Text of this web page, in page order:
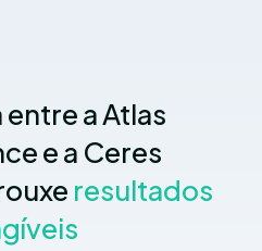
a Atlas
e a Ceres
resultados